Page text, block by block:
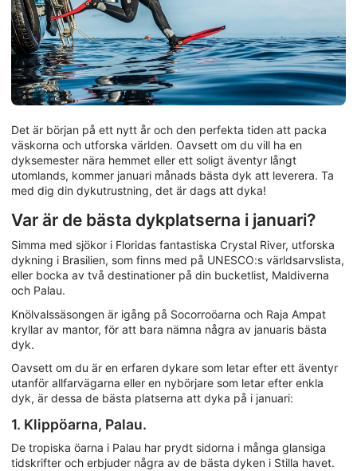
Det är början på ett nytt år och den perfekta tiden att packa
väskorna och utforska världen. Oavsett om du vill ha en
dyksemester nära hemmet eller ett soligt äventyr långt
utomlands, kommer januari månads bästa dyk att leverera. Ta
med dig din dykutrustning, det är dags att dyka!
Var är de bästa dykplatserna i januari?
Simma med sjökor i Floridas fantastiska Crystal River, utforska
dykning i Brasilien, som finns med på UNESCO:s världsarvslista,
eller bocka av två destinationer på din bucketlist, Maldiverna
och Palau.
Knölvalssäsongen är igång på Socorroöarna och Raja Ampat
kryllar av mantor, för att bara nämna några av januaris bästa
dyk.
Oavsett om du är en erfaren dykare som letar efter ett äventyr
utanför allfarvägarna eller en nybörjare som letar efter enkla
dyk, är dessa de bästa platserna att dyka på i januari:
1. Klippöarna, Palau.
De tropiska öarna i Palau har prydt sidorna i många glansiga
tidskrifter och erbjuder några av de bästa dyken i Stilla havet.